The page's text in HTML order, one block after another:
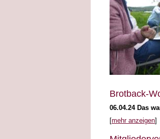
Brotback-
06.04.24Das
[mehr anzeigen]